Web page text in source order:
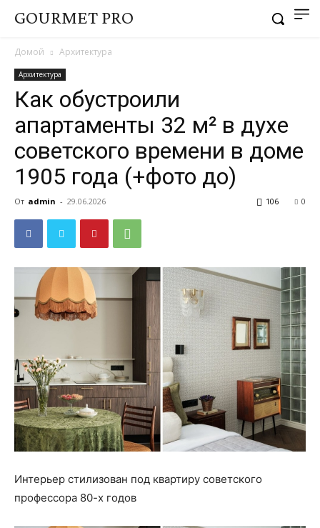
GOURMET PRO
Домой Архитектура
Архитектура
Как обустроили
апартаменты 32 м² в духе
советского времени в доме
1905 года (+фото до)
От admin - 29.06.2026 0
106
Интерьер стилизован под квартиру советского
профессора 80-х годов